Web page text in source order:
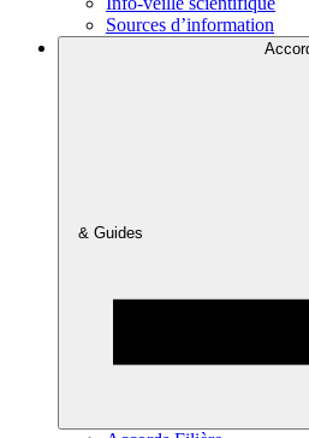
Sources d’information
& Guides